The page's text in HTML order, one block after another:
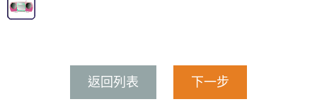
返回列表 下一步